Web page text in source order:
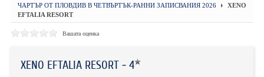
БЪЛГАРИЯ
ХОТЕЛИ В ТУРЦИЯ
ТУРЦИЯ С КОЛА
ЧАРТЪР ОТ ПЛОВДИВ В ЧЕТВЪРТЪК-РАННИ ЗАПИСВАНИЯ 2026
XENO
EFTALIA RESORT
Вашата оценка
XENO EFTALIA RESORT - 4